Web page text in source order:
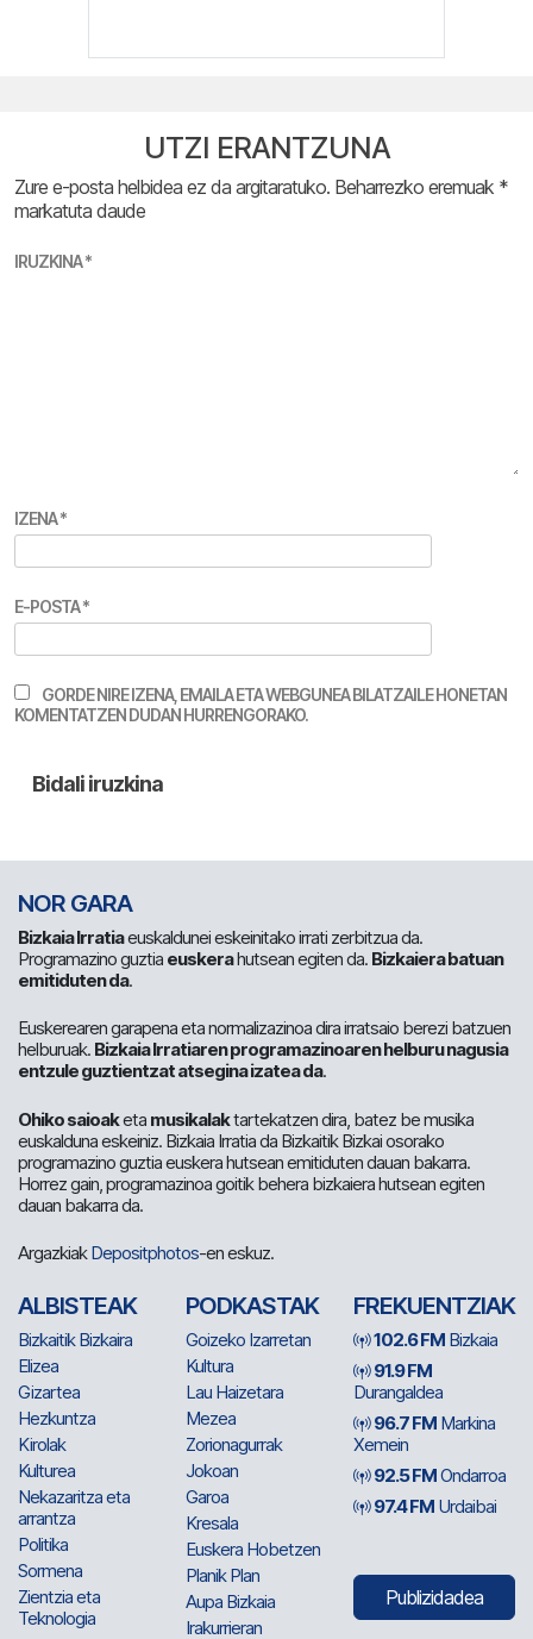
UTZI ERANTZUNA
Zure e-posta helbidea ez da argitaratuko. Beharrezko eremuak *
markatuta daude
IRUZKINA*
IZENA*
E-POSTA*
GORDE NIRE IZENA, EMAILA ETA WEBGUNEA BILATZAILE HONETAN
KOMENTATZEN DUDAN HURRENGORAKO.
NOR GARA
Bizkaia Irratiaeuskaldunei eskeinitako irrati zerbitzua da.
Programazino guztia euskerahutsean egiten da. Bizkaiera batuan
emitiduten da.
Euskerearen garapena eta normalizazinoa dira irratsaio berezi batzuen
helburuak. Bizkaia Irratiaren programazinoaren helburu nagusia
entzule guztientzat atsegina izatea da.
Ohiko saioaketa musikalaktartekatzen dira, batez be musika
euskalduna eskeiniz. Bizkaia Irratia da Bizkaitik Bizkai osorako
programazino guztia euskera hutsean emitiduten dauan bakarra.
Horrez gain, programazinoa goitik behera bizkaiera hutsean egiten
dauan bakarra da.
ArgazkiakDepositphotos-en eskuz.
ALBISTEAK
Bizkaitik Bizkaira
Elizea
Gizartea
Hezkuntza
Kirolak
Kulturea
Nekazaritza eta
arrantza
Politika
Sormena
Zientzia eta
Teknologia
PODKASTAK
Goizeko Izarretan
Kultura
Lau Haizetara
Mezea
Zorionagurrak
Jokoan
Garoa
Kresala
Euskera Hobetzen
Planik Plan
Aupa Bizkaia
Irakurrieran
FREKUENTZIAK
102.6 FM Bizkaia
91.9 FM
Durangaldea
96.7 FM Markina
Xemein
92.5 FMOndarroa
97.4 FM Urdaibai
Publizidadea